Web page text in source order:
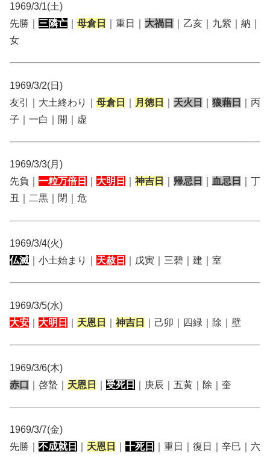
1969/3/1(土)
先勝｜ 三隣亡 母倉日 ｜重日｜ 大禍日
｜乙亥｜九紫｜納｜
女
1969/3/2(日)
友引｜大土終わり｜ 母倉日 月徳日 天火日 狼藉日
｜丙
子｜一白｜開｜虚
1969/3/3(月)
先負｜ 一粒万倍日 大明日 神吉日 帰忌日 血忌日
｜丁
丑｜二黒｜閉｜危
1969/3/4(火)
仏滅 ｜小土始まり｜ 天赦日 ｜戊寅｜三碧｜建｜室
1969/3/5(水)
大安
大明日 天恩日 神吉日 ｜己卯｜四緑｜除｜壁
1969/3/6(木)
赤口
｜啓蟄｜ 天恩日 受死日 ｜庚辰｜五黄｜除｜奎
1969/3/7(金)
先勝｜ 不成就日 天恩日 十死日
｜重日｜復日｜辛巳｜六